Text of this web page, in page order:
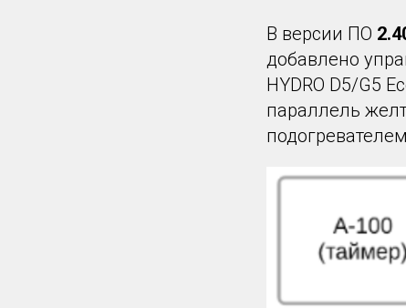
В версии ПО
добавлено
HYDRO D5/G5
параллель